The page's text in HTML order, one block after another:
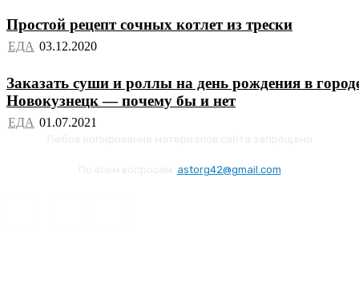
Простой рецепт сочных котлет из трески
ЕДА
Заказать суши и роллы на день рождения в
Новокузнецк — почему бы и нет
ЕДА
astorg42@gmail.com